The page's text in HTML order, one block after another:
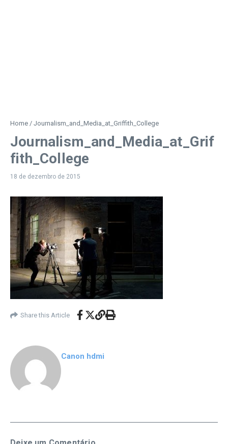
Home / Journalism_and_Media_at_Griffith_College
Journalism_and_Media_at_Grif
fith_College
18 de dezembro de 2015
Share this Article
Canon hdmi